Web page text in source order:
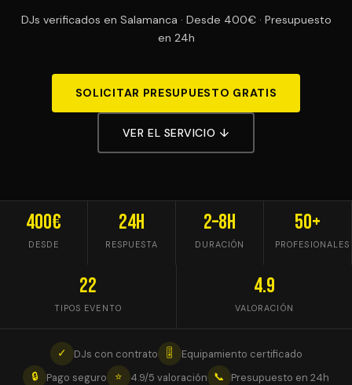
DJs verificados en Salamanca · Desde 400€ · Presupuesto
en 24h
SOLICITAR PRESUPUESTO GRATIS
VER EL SERVICIO ↓
400€
DESDE
24h
RESPUESTA
2–8h
DURACIÓN
50+
PROFESIONALES
22
TIPOS EVENTO
4.9
VALORACIÓN
✓ DJs con contrato 🎚
Equipamiento certificado
🔒
Pago seguro ⭐ 4.9/5 valoración 📞 Presupuesto en 24h